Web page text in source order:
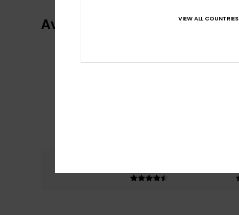
Avaliações dos clientesVIEW ALL COUNTRIES